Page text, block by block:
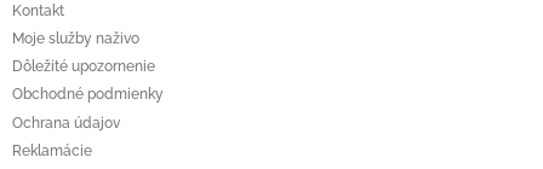
Kontakt
Moje služby naživo
Dôležité upozornenie
Obchodné podmienky
Ochrana údajov
Reklamácie